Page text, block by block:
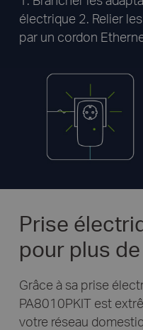
électrique 2. Relier
par un cordon
Prise
pour plus
Grâce à sa prise
PA8010PKIT est
votre réseau